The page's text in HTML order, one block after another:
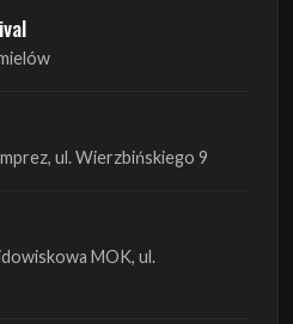
ul. Wierzbińskiego 9